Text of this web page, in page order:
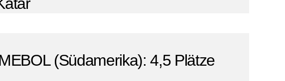
(Südamerika): 4,5 Plätze